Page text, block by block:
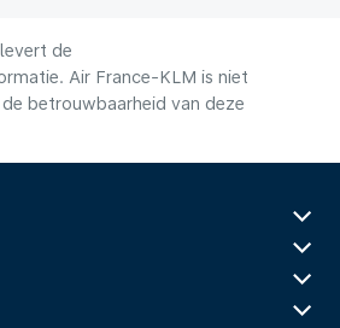
de
Air France-KLM is niet
betrouwbaarheid van deze